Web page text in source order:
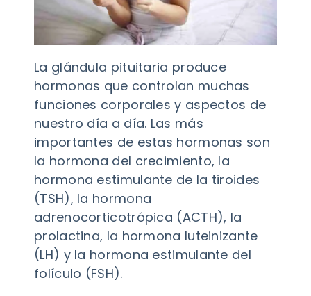
La glándula pituitaria produce
hormonas que controlan muchas
funciones corporales y aspectos de
nuestro día a día. Las más
importantes de estas hormonas son
la hormona del crecimiento, la
hormona estimulante de la tiroides
(TSH), la hormona
adrenocorticotrópica (ACTH), la
prolactina, la hormona luteinizante
(LH) y la hormona estimulante del
folículo (FSH).